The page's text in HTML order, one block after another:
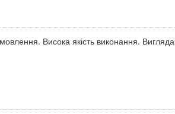
Висока якість виконання.